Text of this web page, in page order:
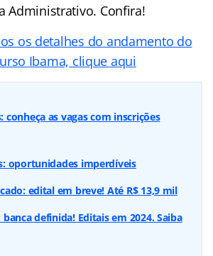
Administrativo. Confira!
os detalhes do andamento do
Ibama, clique aqui
conheça as vagas com inscrições
oportunidades imperdíveis
edital em breve! Até R$ 13,9 mil
definida! Editais em 2024. Saiba